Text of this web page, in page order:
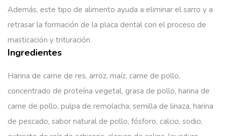
Además, este tipo de alimento ayuda a eliminar el sarro y a
retrasar la formación de la placa dental con el proceso de
masticación y trituración.
Ingredientes
Harina de carne de res, arroz, maíz, carne de pollo,
concentrado de proteína vegetal, grasa de pollo, harina de
carne de pollo, pulpa de remolacha, semilla de linaza, harina
de pescado, sabor natural de pollo, fósforo, calcio, sodio,